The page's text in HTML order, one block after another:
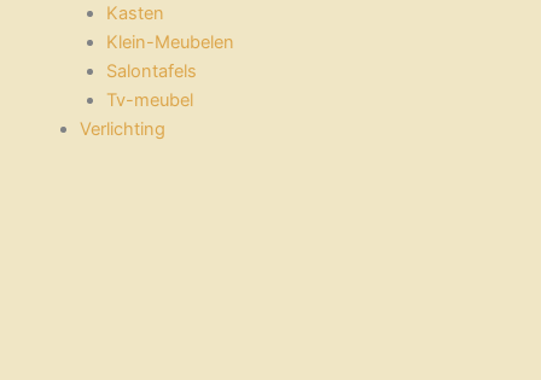
Kasten
Klein-Meubelen
Salontafels
Tv-meubel
Verlichting